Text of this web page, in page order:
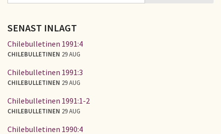
SENAST INLAGT
Chilebulletinen 1991:4
CHILEBULLETINEN 29 AUG
Chilebulletinen 1991:3
CHILEBULLETINEN 29 AUG
Chilebulletinen 1991:1-2
CHILEBULLETINEN 29 AUG
Chilebulletinen 1990:4